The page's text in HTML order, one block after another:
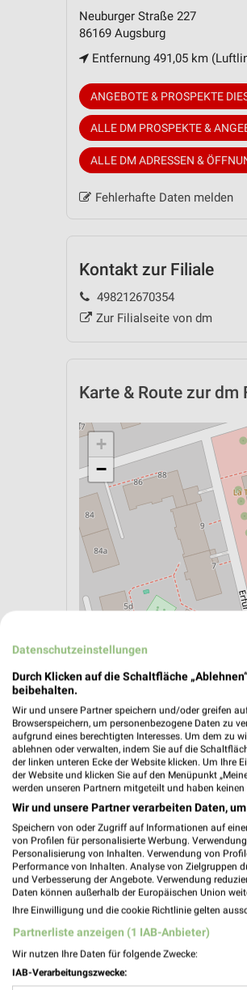
Neuburger Straße 227
86169 Augsburg
Entfernung 491,05 km
ANGEBOTE & PROSPEKTE
ALLE DM PROSPEKTE &
ALLE DM ADRESSEN &
Fehlerhafte Daten melden
Kontakt zur Filiale
498212670354
Zur Filialseite von dm
Karte & Route zur dm
+
−
Datenschutzeinstellungen
Durch Klicken auf die Schaltfläche
beibehalten.
Wir und unsere Partner speichern und/oder greifen
Browserspeichern, um personenbezogene Daten zu
aufgrund eines berechtigten Interesses. Um dem zu
ablehnen oder verwalten, indem Sie auf die
der linken unteren Ecke der Website klicken. Um Ihre
der Website und klicken Sie auf den Menüpunkt
werden unseren Partnern mitgeteilt und haben
Wir und unsere Partner verarbeiten Daten,
Speichern von oder Zugriff auf Informationen auf
von Profilen für personalisierte Werbung.
Personalisierung von Inhalten. Verwendung von
Performance von Inhalten. Analyse von Zielgruppen
und Verbesserung der Angebote. Verwendung
Daten können außerhalb der Europäischen Union
Ihre Einwilligung und die cookie Richtlinie gelten
Partnerliste anzeigen (1 IAB-Anbieter)
Wir nutzen Ihre Daten für folgende Zwecke:
IAB-Verarbeitungszwecke: